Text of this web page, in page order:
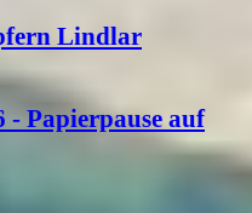
Lindlar
- Papierpause auf